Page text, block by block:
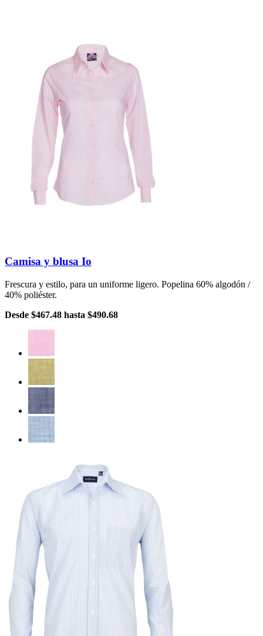
Camisa y blusa Io
Frescura y estilo, para un uniforme ligero. Popelina 60% algodón /
40% poliéster.
Desde $467.48 hasta $490.68